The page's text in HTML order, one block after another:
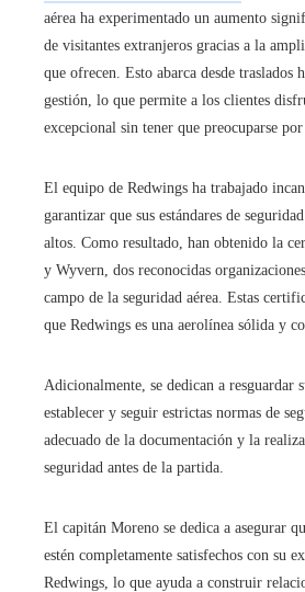
aérea ha experimentado un aumento
de visitantes extranjeros gracias a la
que ofrecen. Esto abarca desde traslados
gestión, lo que permite a los clientes
excepcional sin tener que preocuparse
El equipo de Redwings ha trabajado
garantizar que sus estándares de
altos. Como resultado, han obtenido la
y Wyvern, dos reconocidas
campo de la seguridad aérea. Estas
que Redwings es una aerolínea sólida y
Adicionalmente, se dedican a resguardar
establecer y seguir estrictas normas de
adecuado de la documentación y la
seguridad antes de la partida.
El capitán Moreno se dedica a asegurar
estén completamente satisfechos con su
Redwings, lo que ayuda a construir